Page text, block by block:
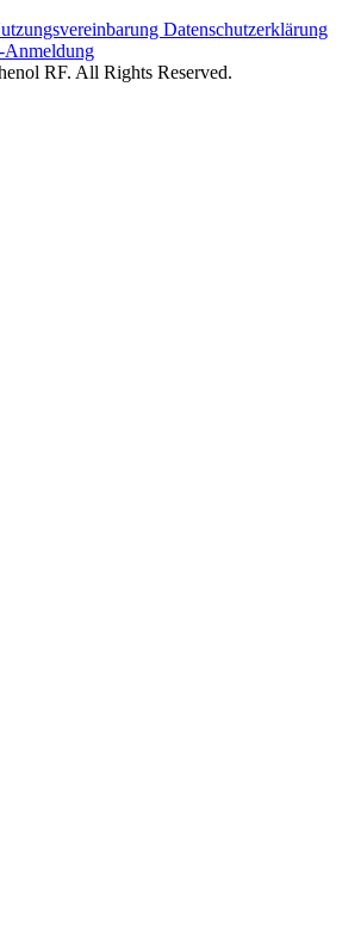
Datenschutzerklärung
Anmeldung
RF. All Rights Reserved.